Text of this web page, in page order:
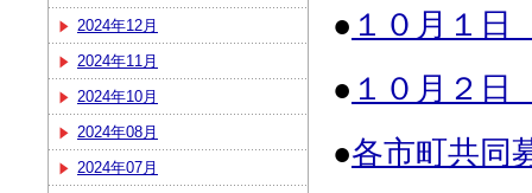
2024年12月
2024年11月
2024年10月
2024年08月
2024年07月
● １０月１日
● １０月２日
●各市町共同